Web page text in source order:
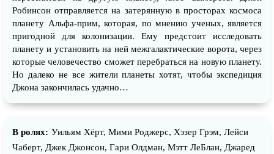
Робинсон отправляется на затерянную в просторах космоса
планету Альфа-прим, которая, по мнению ученых, является
пригодной для колонизации. Ему предстоит исследовать
планету и установить на ней межгалактические ворота, через
которые человечество сможет перебраться на новую планету.
Но далеко не все жители планеты хотят, чтобы экспедиция
Джона закончилась удачно…
В ролях: Уильям Хёрт, Мими Роджерс, Хэзер Грэм, Лейси
Чаберт, Джек Джонсон, Гари Олдман, Мэтт ЛеБлан, Джаред